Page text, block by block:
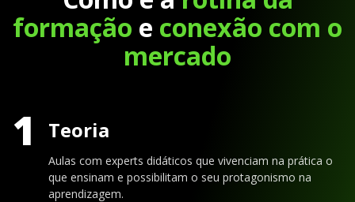
formação e conexão com o
mercado
1 Teoria
Aulas com experts didáticos que vivenciam na prática o
que ensinam e possibilitam o seu protagonismo na
aprendizagem.